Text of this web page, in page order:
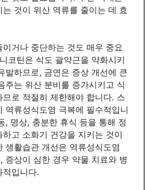
것이 위산 역류를 줄이는 데 효
이거나 중단하는 것도 매우 중요
코틴은 식도 괄약근을 약화시키
발하므로, 금연은 증상 개선에 큰
주는 위산 분비를 증가시키고 식
므로 적절히 제한해야 합니다. 스
역류성식도염 극복에 필수적입니
, 명상, 충분한 휴식 등을 통해 정
고 소화기 건강을 지키는 것이
생활습관 개선은 역류성식도염
증상이 심한 경우 약물 치료와 병
적입니다.